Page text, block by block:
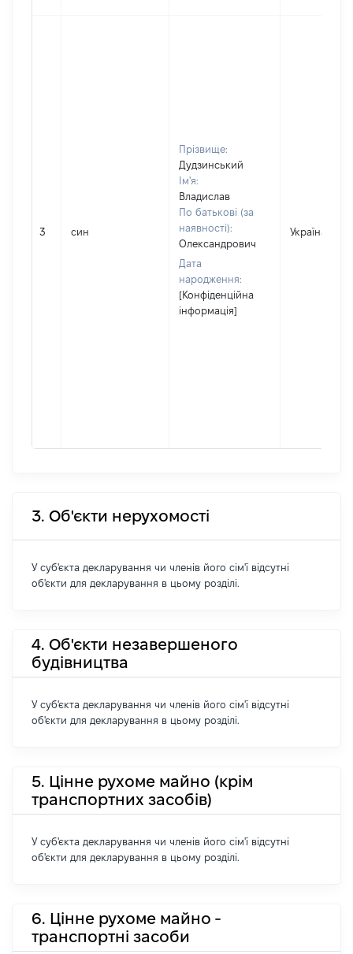
3 син
Прізвище:
Дудзинський
Ім'я:
Владислав
По батькові (за
наявності):
Олександрович
Дата
народження:
[Конфіденційна
інформація]
Україна
3. Об'єкти нерухомості
У суб'єкта декларування чи членів його сім'ї відсутні
об'єкти для декларування в цьому розділі.
4. Об'єкти незавершеного
будівництва
У суб'єкта декларування чи членів його сім'ї відсутні
об'єкти для декларування в цьому розділі.
5. Цінне рухоме майно (крім
транспортних засобів)
У суб'єкта декларування чи членів його сім'ї відсутні
об'єкти для декларування в цьому розділі.
6. Цінне рухоме майно -
транспортні засоби